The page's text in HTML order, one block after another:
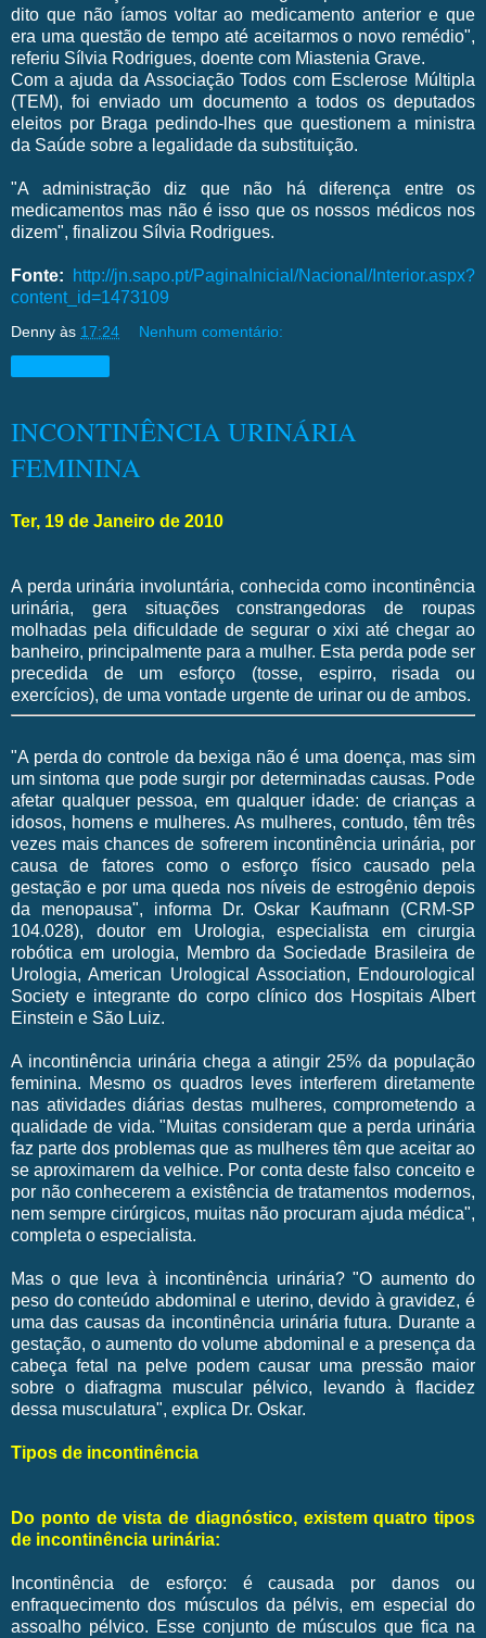
dito que não íamos voltar ao medicamento anterior e que
era uma questão de tempo até aceitarmos o novo remédio",
referiu Sílvia Rodrigues, doente com Miastenia Grave.
Com a ajuda da Associação Todos com Esclerose Múltipla
(TEM), foi enviado um documento a todos os deputados
eleitos por Braga pedindo-lhes que questionem a ministra
da Saúde sobre a legalidade da substituição.
"A administração diz que não há diferença entre os
medicamentos mas não é isso que os nossos médicos nos
dizem", finalizou Sílvia Rodrigues.
Fonte:
http://jn.sapo.pt/PaginaInicial/Nacional/Interior.aspx?
content_id=1473109
Denny às 17:24 Nenhum comentário:
INCONTINÊNCIA URINÁRIA
FEMININA
Ter, 19 de Janeiro de 2010
A perda urinária involuntária, conhecida como incontinência
urinária, gera situações constrangedoras de roupas
molhadas pela dificuldade de segurar o xixi até chegar ao
banheiro, principalmente para a mulher. Esta perda pode ser
precedida de um esforço (tosse, espirro, risada ou
exercícios), de uma vontade urgente de urinar ou de ambos.
"A perda do controle da bexiga não é uma doença, mas sim
um sintoma que pode surgir por determinadas causas. Pode
afetar qualquer pessoa, em qualquer idade: de crianças a
idosos, homens e mulheres. As mulheres, contudo, têm três
vezes mais chances de sofrerem incontinência urinária, por
causa de fatores como o esforço físico causado pela
gestação e por uma queda nos níveis de estrogênio depois
da menopausa", informa Dr. Oskar Kaufmann (CRM-SP
104.028), doutor em Urologia, especialista em cirurgia
robótica em urologia, Membro da Sociedade Brasileira de
Urologia, American Urological Association, Endourological
Society e integrante do corpo clínico dos Hospitais Albert
Einstein e São Luiz.
A incontinência urinária chega a atingir 25% da população
feminina. Mesmo os quadros leves interferem diretamente
nas atividades diárias destas mulheres, comprometendo a
qualidade de vida. "Muitas consideram que a perda urinária
faz parte dos problemas que as mulheres têm que aceitar ao
se aproximarem da velhice. Por conta deste falso conceito e
por não conhecerem a existência de tratamentos modernos,
nem sempre cirúrgicos, muitas não procuram ajuda médica",
completa o especialista.
Mas o que leva à incontinência urinária? "O aumento do
peso do conteúdo abdominal e uterino, devido à gravidez, é
uma das causas da incontinência urinária futura. Durante a
gestação, o aumento do volume abdominal e a presença da
cabeça fetal na pelve podem causar uma pressão maior
sobre o diafragma muscular pélvico, levando à flacidez
dessa musculatura", explica Dr. Oskar.
Tipos de incontinência
Do ponto de vista de diagnóstico, existem quatro tipos
de incontinência urinária:
Incontinência de esforço: é causada por danos ou
enfraquecimento dos músculos da pélvis, em especial do
assoalho pélvico. Esse conjunto de músculos que fica na